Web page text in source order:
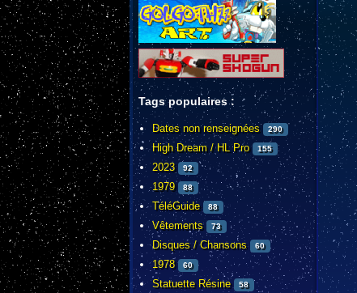
Tags populaires :
Dates non renseignées 290
High Dream / HL Pro 155
2023 92
1979 88
TéléGuide 88
Vêtements 73
Disques / Chansons 60
1978 60
Statuette Résine 58